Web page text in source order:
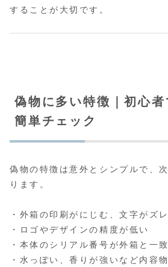
することが大切です。
偽物に多い特徴｜初心者
簡単チェック
偽物の特徴は意外とシンプルで、
ります。
・外箱の印刷がにじむ、文字がズ
・ロゴやデザインの精度が低い
・本体のシリアル番号が外箱と一
・水っぽい、香りが強いなど内容